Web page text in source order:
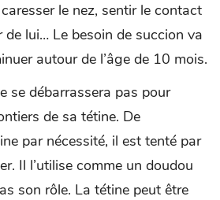
le nez, sentir le contact
lui… Le besoin de succion va
autour de l’âge de 10 mois.
se débarrassera pas pour
de sa tétine. De
par nécessité, il est tenté par
Il l’utilise comme un doudou
son rôle. La tétine peut être